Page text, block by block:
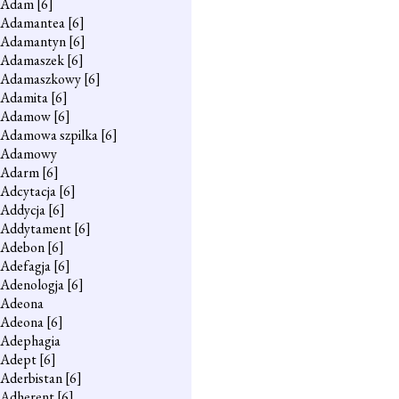
Adam [6]
Adamantea[6]
Adamantyn[6]
Adamaszek[6]
Adamaszkowy[6]
Adamita[6]
Adamow[6]
Adamowa szpilka[6]
Adamowy
Adarm[6]
Adcytacja[6]
Addycja[6]
Addytament[6]
Adebon[6]
Adefagja[6]
Adenologja[6]
Adeona
Adeona[6]
Adephagia
Adept[6]
Aderbistan[6]